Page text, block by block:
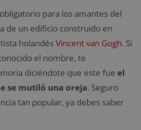
para los amantes del
de un edificio construido en
holandésVincent van Gogh. Si
el nombre, te
diciéndote que este fue el
se mutiló una oreja. Seguro
tan popular, ya debes saber